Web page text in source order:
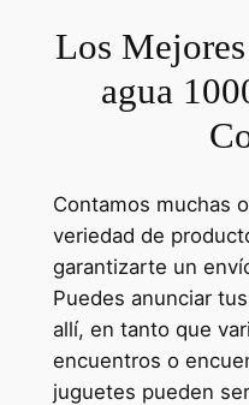
Los
agua
Contamos muchas
veriedad de
garantizarte un
Puedes anunciar
allí, en tanto que
encuentros o
juguetes pueden